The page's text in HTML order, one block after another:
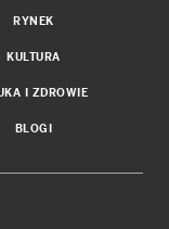
RYNEK
KULTURA
I ZDROWIE
BLOGI